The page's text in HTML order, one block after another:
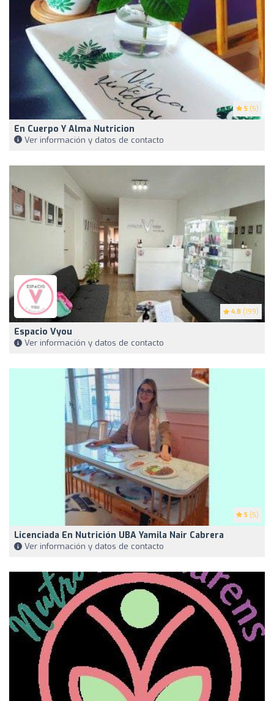
5 (5)
En Cuerpo Y Alma Nutricion
Ver información y datos de contacto
4.8 (199)
Espacio Vyou
Ver información y datos de contacto
5 (5)
Licenciada En Nutrición UBA Yamila Nair Cabrera
Ver información y datos de contacto